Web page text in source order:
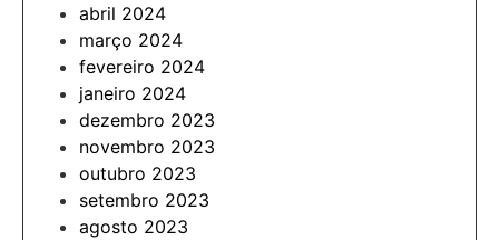
abril 2024
março 2024
fevereiro 2024
janeiro 2024
dezembro 2023
novembro 2023
outubro 2023
setembro 2023
agosto 2023